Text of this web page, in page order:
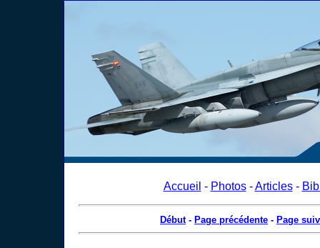
Accueil - Photos-Articles-
Début- Page précédente - Page